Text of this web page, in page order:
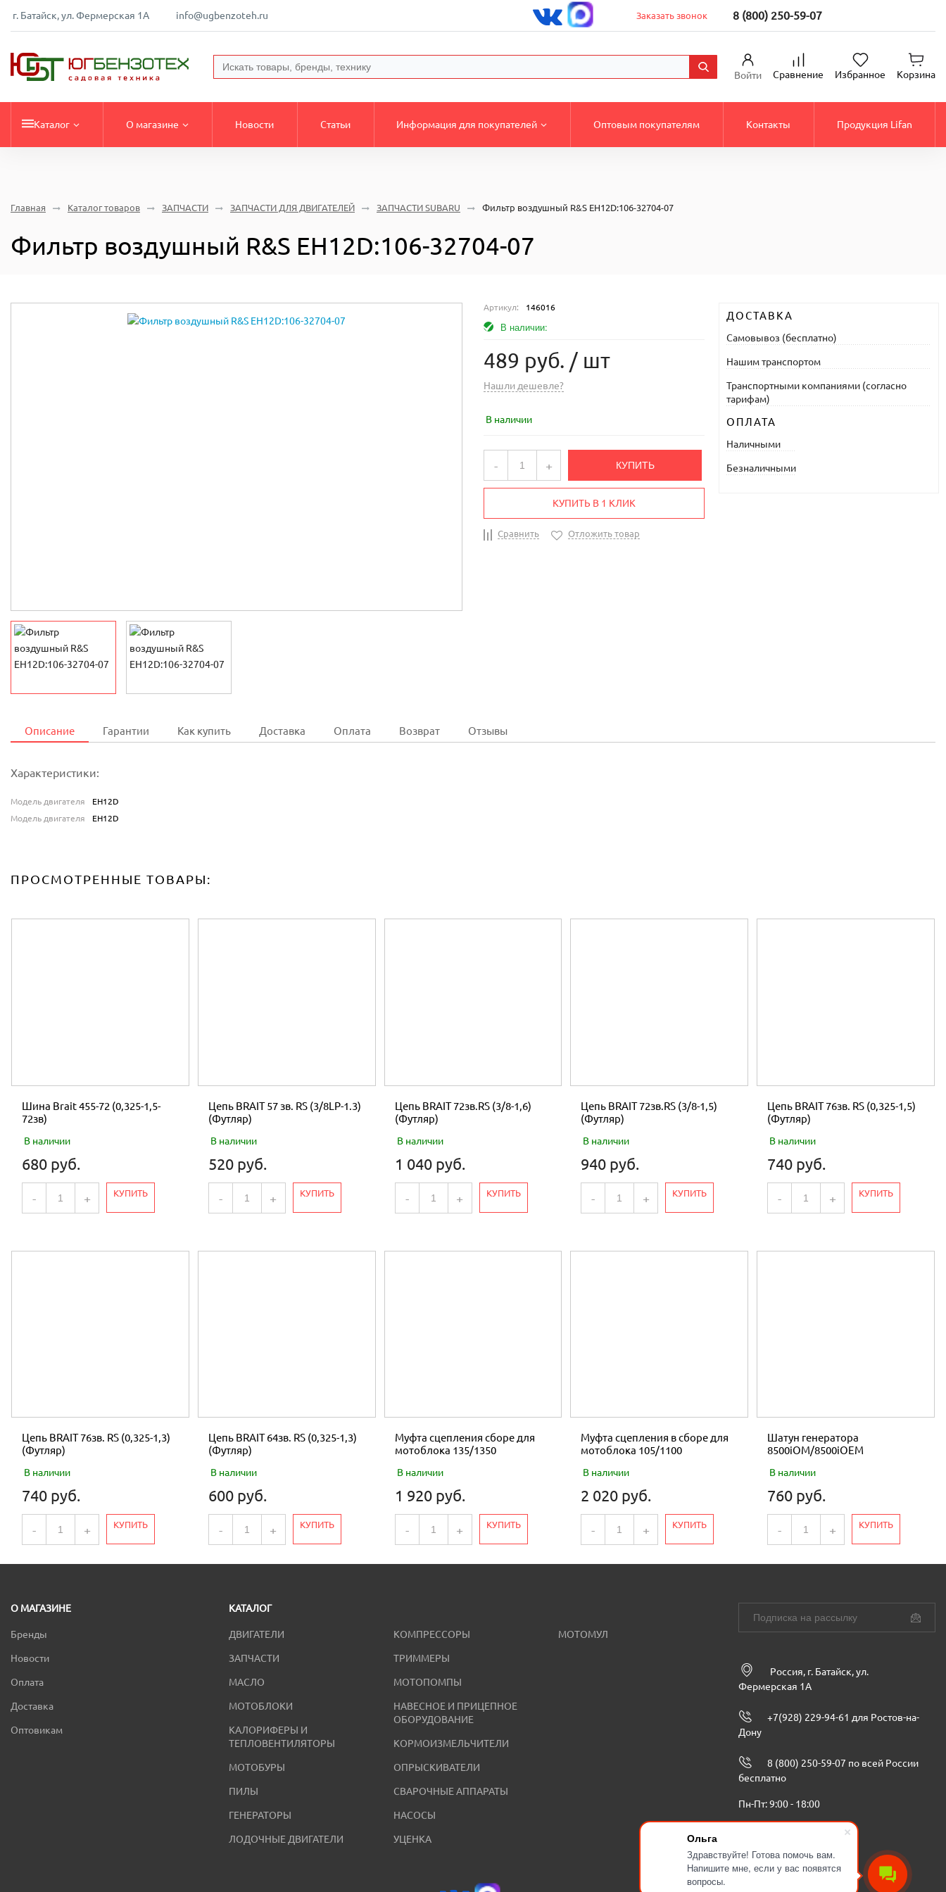
Ольга
Здравствуйте! Готова помочь вам.
Напишите мне, если у вас появятся
вопросы.
г. Батайск, ул. Фермерская 1А info@ugbenzoteh.ru Заказать звонок 8 (800) 250-59-07
Войти Сравнение Избранное Корзина
Каталог О магазине Новости Статьи Информация для покупателей Оптовым покупателям Контакты Продукция Lifan
Главная Каталог товаров ЗАПЧАСТИ ЗАПЧАСТИ ДЛЯ ДВИГАТЕЛЕЙ ЗАПЧАСТИ SUBARU Фильтр воздушный R&S EH12D:106-32704-07
Фильтр воздушный R&S EH12D:106-32704-07
Артикул: 146016
В наличии:
489 руб. / шт
Нашли дешевле?
В наличии
- + КУПИТЬ
КУПИТЬ В 1 КЛИК
Сравнить Отложить товар
ДОСТАВКА
Самовывоз (бесплатно)
Нашим транспортом
Транспортными компаниями (согласно
тарифам)
ОПЛАТА
Наличными
Безналичными
Описание Гарантии Как купить Доставка Оплата Возврат Отзывы
Характеристики:
Модель двигателя
EH12D
Модель двигателя
EH12D
ПРОСМОТРЕННЫЕ ТОВАРЫ:
Шина Brait 455-72 (0,325-1,5-
72зв)
В наличии
680 руб.
- + КУПИТЬ
Цепь BRAIT 57 зв. RS (3/8LP-1.3)
(Футляр)
В наличии
520 руб.
- + КУПИТЬ
Цепь BRAIT 72зв.RS (3/8-1,6)
(Футляр)
В наличии
1 040 руб.
- + КУПИТЬ
Цепь BRAIT 72зв.RS (3/8-1,5)
(Футляр)
В наличии
940 руб.
- + КУПИТЬ
Цепь BRAIT 76зв. RS (0,325-1,5)
(Футляр)
В наличии
740 руб.
- + КУПИТЬ
Цепь BRAIT 76зв. RS (0,325-1,3)
(Футляр)
В наличии
740 руб.
- + КУПИТЬ
Цепь BRAIT 64зв. RS (0,325-1,3)
(Футляр)
В наличии
600 руб.
- + КУПИТЬ
Муфта сцепления сборе для
мотоблока 135/1350
В наличии
1 920 руб.
- + КУПИТЬ
Муфта сцепления в сборе для
мотоблока 105/1100
В наличии
2 020 руб.
- + КУПИТЬ
Шатун генератора
8500iOM/8500iOEM
В наличии
760 руб.
- + КУПИТЬ
О МАГАЗИНЕ
Бренды
Новости
Оплата
Доставка
Оптовикам
КАТАЛОГ
ДВИГАТЕЛИ
ЗАПЧАСТИ
МАСЛО
МОТОБЛОКИ
КАЛОРИФЕРЫ И
ТЕПЛОВЕНТИЛЯТОРЫ
МОТОБУРЫ
ПИЛЫ
ГЕНЕРАТОРЫ
ЛОДОЧНЫЕ ДВИГАТЕЛИ
КОМПРЕССОРЫ
ТРИММЕРЫ
МОТОПОМПЫ
НАВЕСНОЕ И ПРИЦЕПНОЕ
ОБОРУДОВАНИЕ
КОРМОИЗМЕЛЬЧИТЕЛИ
ОПРЫСКИВАТЕЛИ
СВАРОЧНЫЕ АППАРАТЫ
НАСОСЫ
УЦЕНКА
МОТОМУЛ
Россия, г. Батайск, ул.
Фермерская 1А
+7(928) 229-94-61 для Ростов-на-
Дону
8 (800) 250-59-07 по всей России
бесплатно
Пн-Пт: 9:00 - 18:00
info@ugbenzoteh.ru